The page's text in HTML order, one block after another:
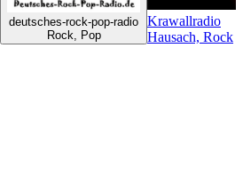
deutsches-rock-pop-radio
Rock, Pop
Krawallradio
Hausach, Rock